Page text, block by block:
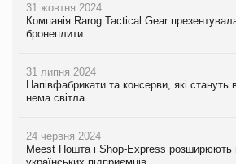
31 жовтня 2024
Компанія Rarog Tactical Gear презентувала
бронеплити
31 липня 2024
Напівфабрикати та консерви, які стануть
нема світла
24 червня 2024
Meest Пошта і Shop-Express розширюють